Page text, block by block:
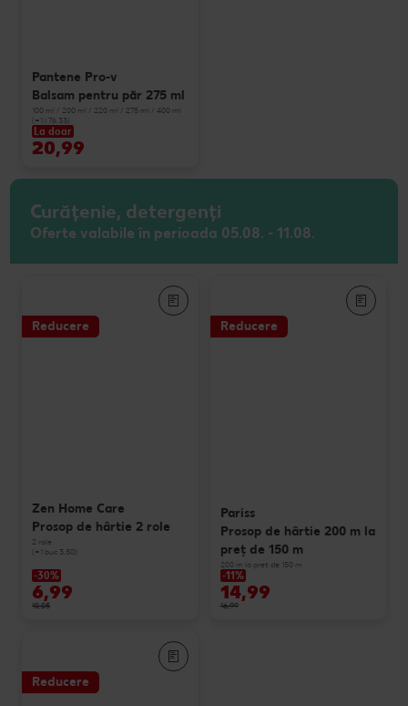
Pantene Pro-v
Balsam pentru păr 275 ml
100 ml / 200 ml / 220 ml / 275 ml / 400 ml
(=1 l 76.33)
La doar
20,99
Curățenie, detergenți
Oferte valabile în perioada 05.08. - 11.08.
Reducere
Zen Home Care
Prosop de hârtie 2 role
2 role
(=1 buc 3.50)
-30%
6,99
10,05
Reducere
Pariss
Prosop de hârtie 200 m la
preț de 150 m
200 m la preț de 150 m
-11%
14,99
16,99
Reducere